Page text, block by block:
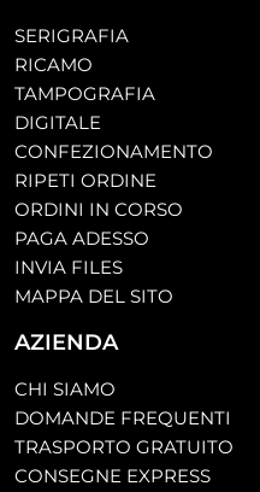
SERIGRAFIA
RICAMO
TAMPOGRAFIA
DIGITALE
CONFEZIONAMENTO
RIPETI ORDINE
ORDINI IN CORSO
PAGA ADESSO
INVIA FILES
MAPPA DEL SITO
AZIENDA
CHI SIAMO
DOMANDE FREQUENTI
TRASPORTO GRATUITO
CONSEGNE EXPRESS